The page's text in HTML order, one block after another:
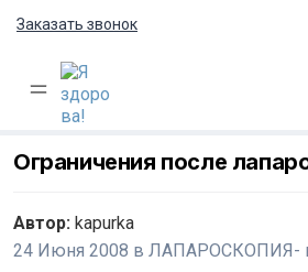
Заказать звонок
Ограничения после
Автор: kapurka
24 Июня 2008 в ЛАПАРОСКОПИЯ-